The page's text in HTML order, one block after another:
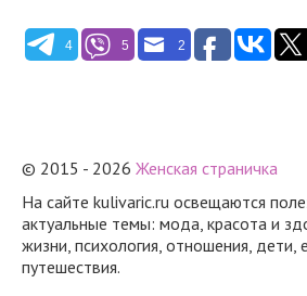
4 5 2
© 2015 - 2026 Женская страничка
На сайте kulivaric.ru освещаются
актуальные темы: мода, красота и
жизни, психология, отношения, дети,
путешествия.